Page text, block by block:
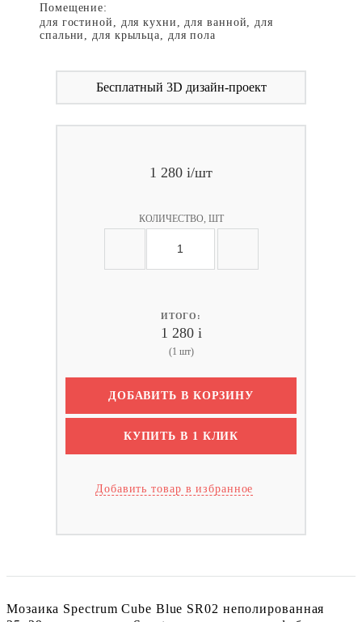
Помещение:
для гостиной, для кухни, для ванной, для
спальни, для крыльца, для пола
Бесплатный 3D дизайн-проект
1 280 i/шт
КОЛИЧЕСТВО, ШТ
ИТОГО:
1 280 i
(1 шт)
ДОБАВИТЬ В КОРЗИНУ
КУПИТЬ В 1 КЛИК
Добавить товар в избранное
Мозаика Spectrum Cube Blue SR02 неполированная